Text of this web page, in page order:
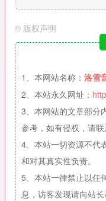
© 版权声明
1、本网站名称： 洛雪
2、本站永久网址：
3、本网站的文章部分
参考，如有侵权，请联
4、本站一切资源不代
和对其真实性负责。
5、本站一律禁止以任
息，访客发现请向站长